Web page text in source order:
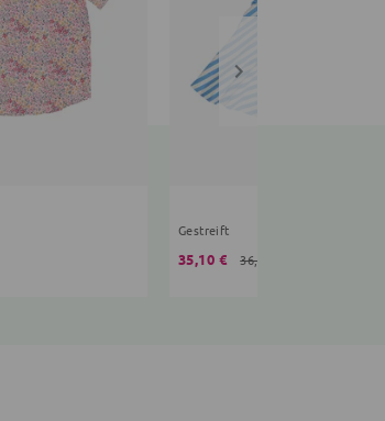
Gestreift
35,10 € 36,90 €